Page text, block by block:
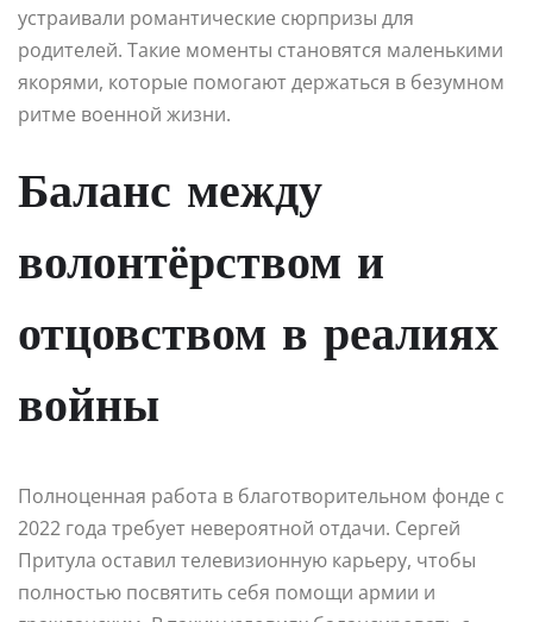
устраивали романтические сюрпризы для
родителей. Такие моменты становятся маленькими
якорями, которые помогают держаться в безумном
ритме военной жизни.
Баланс между
волонтёрством и
отцовством в реалиях
войны
Полноценная работа в благотворительном фонде с
2022 года требует невероятной отдачи. Сергей
Притула оставил телевизионную карьеру, чтобы
полностью посвятить себя помощи армии и